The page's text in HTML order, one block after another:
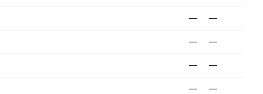
— —
— —
— —
— —